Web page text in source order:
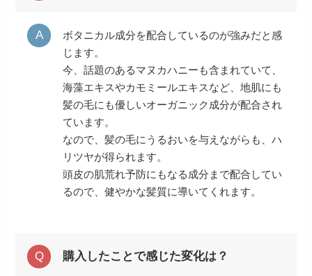
ボタニカル成分を配合しているのが強みだと感
じます。
今、話題のあるマヌカハニーも含まれていて、
海藻エキスやカモミールエキスなど、地肌にも
髪の毛にも優しいオーガニック成分が配合され
ています。
なので、髪の毛にうるおいを与えながらも、ハ
リツヤが得られます。
頭皮の肌荒れ予防にもなる成分まで配合してい
るので、健やかな髪質に導いてくれます。
購入したことで感じた変化は？